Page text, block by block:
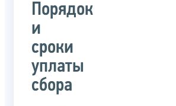
Порядок
и
сроки
уплаты
сбора